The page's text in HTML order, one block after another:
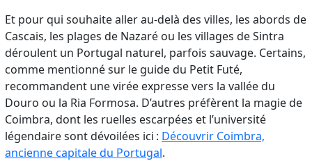
Et pour qui souhaite aller au-delà des villes, les abords de
Cascais, les plages de Nazaré ou les villages de Sintra
déroulent un Portugal naturel, parfois sauvage. Certains,
comme mentionné sur le guide du Petit Futé,
recommandent une virée expresse vers la vallée du
Douro ou la Ria Formosa. D’autres préfèrent la magie de
Coimbra, dont les ruelles escarpées et l’université
légendaire sont dévoilées ici : Découvrir Coimbra,
ancienne capitale du Portugal.